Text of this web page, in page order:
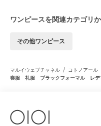
ワンピースを関連カテゴリ
その他ワンピース
マルイウェブチャネル / コトノアール
喪服 礼服 ブラックフォーマル レ